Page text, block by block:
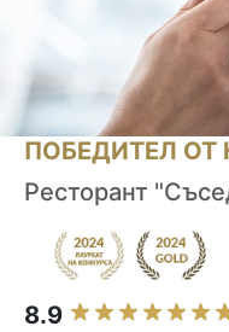
ПОБЕДИТЕЛ ОТ
Ресторант
8.9